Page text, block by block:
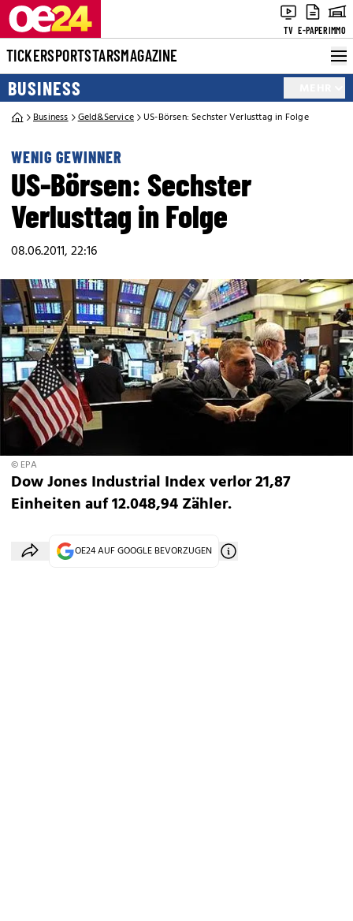
TV E-PAPERIMMO
TICKERSPORTSTARSMAGAZINE
BUSINESS
Business Geld&Service US-Börsen: Sechster Verlusttag in Folge
WENIG GEWINNER
US-Börsen: Sechster
Verlusttag in Folge
08.06.2011, 22:16
© EPA
Dow Jones Industrial Index verlor 21,87
Einheiten auf 12.048,94 Zähler.
OE24 AUF GOOGLE BEVORZUGEN